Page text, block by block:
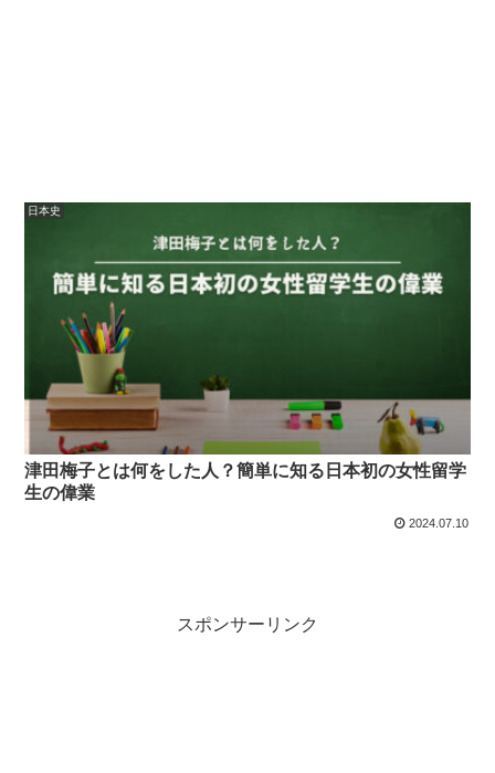
日本史
津田梅子とは何をした人？簡単に知る日本初の女性留学
生の偉業
2024.07.10
スポンサーリンク